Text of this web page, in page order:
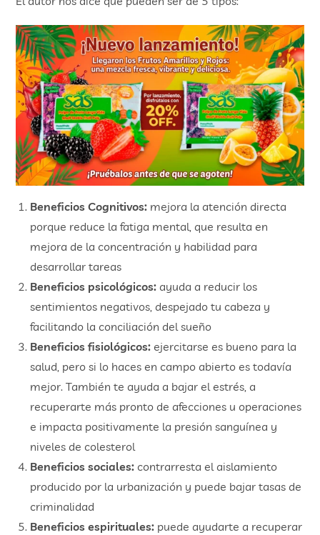
Beneficios Cognitivos: mejora la atención directa
porque reduce la fatiga mental, que resulta en
mejora de la concentración y habilidad para
desarrollar tareas
Beneficios psicológicos: ayuda a reducir los
sentimientos negativos, despejado tu cabeza y
facilitando la conciliación del sueño
Beneficios fisiológicos: ejercitarse es bueno para la
salud, pero si lo haces en campo abierto es todavía
mejor. También te ayuda a bajar el estrés, a
recuperarte más pronto de afecciones u operaciones
e impacta positivamente la presión sanguínea y
niveles de colesterol
Beneficios sociales: contrarresta el aislamiento
producido por la urbanización y puede bajar tasas de
criminalidad
Beneficios espirituales: puede ayudarte a recuperar